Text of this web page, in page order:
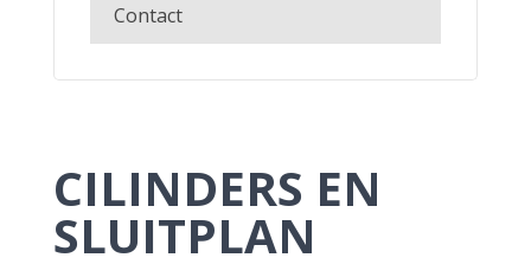
Contact
CILINDERS EN
SLUITPLAN